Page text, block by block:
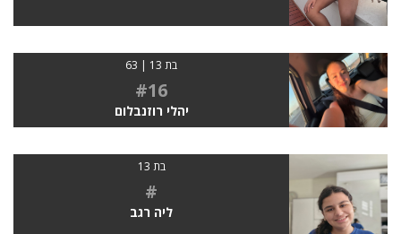
בת 13 | 63
#16
יהלי רוזנבלום
בת 13
#
ליה רגב